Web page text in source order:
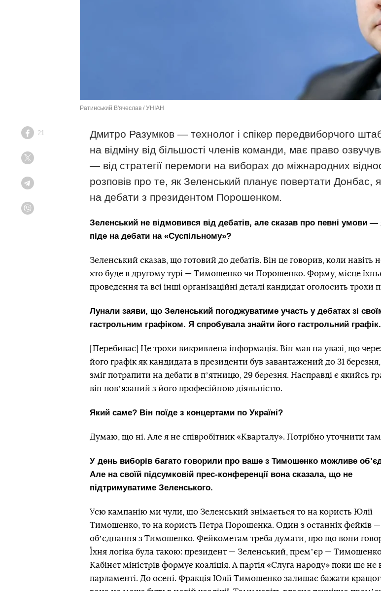
Ратинський В'ячеслав / УНІАН
Facebook
21
Дмитро Разумков — технолог і спікер передвиборчого
на відміну від більшості членів команди, має право
— від стратегії перемоги на виборах до міжнародних
розповів про те, як Зеленський планує повертати Донбас,
на дебати з президентом Порошенком.
Зеленський не відмовився від дебатів, але сказав про певні умови —
піде на дебати на «Суспільному»?
Зеленський сказав, що готовий до дебатів. Він це говорив, коли навіть
хто буде в другому турі — Тимошенко чи Порошенко. Форму, місце
проведення та всі інші організаційні деталі кандидат оголосить трохи
Лунали заяви, що Зеленський погоджуватиме участь у дебатах зі
гастрольним графіком. Я спробувала знайти його гастрольний
[Перебиває] Це трохи викривлена інформація. Він мав на увазі, що
його графік як кандидата в президенти був завантажений до 31
зміг потрапити на дебати в пʼятницю, 29 березня. Насправді є якийсь
він повʼязаний з його професійною діяльністю.
Який саме? Він поїде з концертами по Україні?
Думаю, що ні. Але я не співробітник «Кварталу». Потрібно уточнити
У день виборів багато говорили про ваше з Тимошенко можливе
Але на своїй підсумковій прес-конференції вона сказала, що не
підтримуватиме Зеленського.
Усю кампанію ми чули, що Зеленський знімається то на користь Юлії
Тимошенко, то на користь Петра Порошенка. Один з останніх фейків
обʼєднання з Тимошенко. Фейкометам треба думати, про що вони
Їхня логіка була такою: президент — Зеленський, премʼєр —
Кабінет міністрів формує коаліція. А партія «Слуга народу» поки ще не
парламенті. До осені. Фракція Юлії Тимошенко залишає бажати